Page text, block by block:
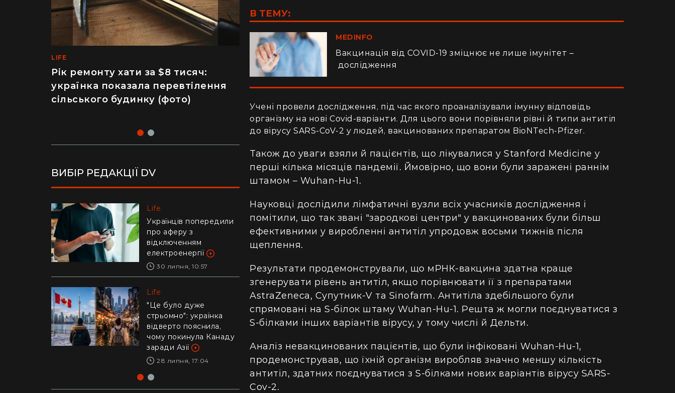
LIFE
Рік ремонту хати за $8 тисяч:
українка показала перевтілення
сільського будинку (фото)
MEDINFO
Майже 2 тисячі отруєнь через
салат – як відвідування
популярного ресторану призвело
ВИБІР РЕДАКЦІЇ DV
Life
Українців попередили
про аферу з
відключенням
електроенергії
30 липня, 10:57
Life
"Це було дуже
стрьомно": українка
відверто пояснила,
чому покинула Канаду
заради Азії
28 липня, 17:04
Life
Ледь втримали на
руках: у Дніпрі рибалки
витягли з річки
гігантського коропа
(відео)
28 липня, 17:47
Life
Драматичне відео із
Каліфорнії: 16-річний
ризикнув життям
заради дитини –
реакція Трампа
В ТЕМУ:
MEDINFO
Вакцинація від COVID-19 зміцнює не лише імунітет –
дослідження
Учені провели дослідження, під час якого проаналізували імунну відповідь
організму на нові Covid-варіанти. Для цього вони порівняли рівні й типи антитіл
до вірусу SARS-CoV-2 у людей, вакцинованих препаратом BioNTech-Pfizer.
Також до уваги взяли й пацієнтів, що лікувалися у Stanford Medicine у ​​
перші кілька місяців пандемії. Ймовірно, що вони були заражені раннім
штамом – Wuhan-Hu-1.
Науковці дослідили лімфатичні вузли всіх учасників дослідження і
помітили, що так звані "зародкові центри" у вакцинованих були більш
ефективними у виробленні антитіл упродовж восьми тижнів після
щеплення.
Результати продемонстрували, що мРНК-вакцина здатна краще
згенерувати рівень антитіл, якщо порівнювати її з препаратами
AstraZeneca, Супутник-V та Sinofarm. Антитіла здебільшого були
спрямовані на S-білок штаму Wuhan-Hu-1. Решта ж могли поєднуватися з
S-білками інших варіантів вірусу, у тому числі й Дельти.
Аналіз невакцинованих пацієнтів, що були інфіковані Wuhan-Hu-1,
продемонстрував, що їхній організм виробляв значно меншу кількість
антитіл, здатних поєднуватися з S-білками нових варіантів вірусу SARS-
Cov-2.